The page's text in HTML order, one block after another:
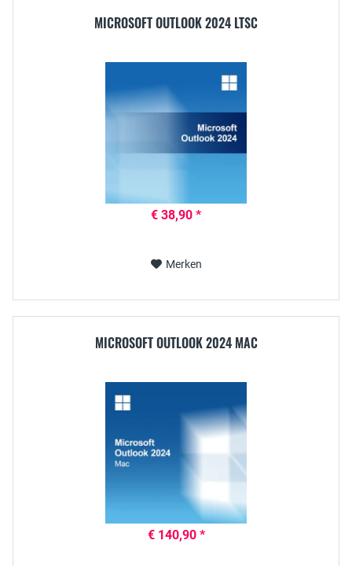
MICROSOFT OUTLOOK 2024 LTSC
€ 38,90 *
Merken
MICROSOFT OUTLOOK 2024 MAC
€ 140,90 *